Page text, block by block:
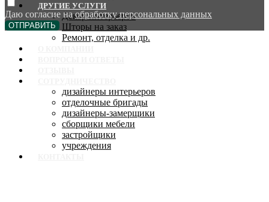
ДРУГИЕ УСЛУГИ
Декор интерьеров
Шторы на заказ
Ремонт, отделка и др.
дизайнеры интерьеров
отделочные бригады
дизайнеры-замерщики
сборщики мебели
застройщики
учреждения
Даю согласие наобработку персональных данных
ОТПРАВИТЬ